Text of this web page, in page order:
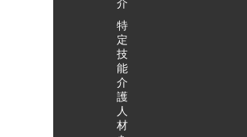
介
特
定
技
能
介
護
人
材